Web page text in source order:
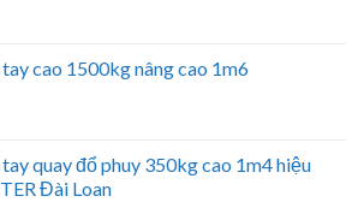
tay cao 1500kg nâng cao 1m6
tay quay đổ phuy 350kg cao 1m4 hiệu
Đài Loan